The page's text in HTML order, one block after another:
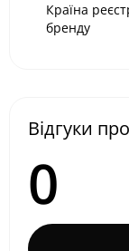
Країна
бренду
Відгуки
0